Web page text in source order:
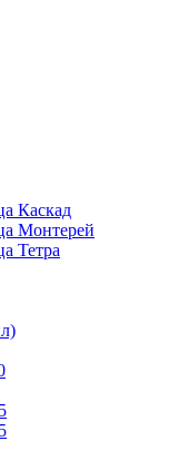
Каскад
Монтерей
Тетра